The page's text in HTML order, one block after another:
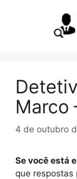
Marco
4 de outubro
Se você está
que respostas